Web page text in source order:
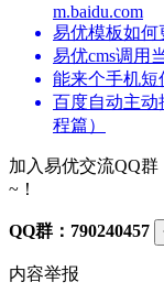
m.baidu.com
易优模板如何
易优cms调用
能来个手机短
百度自动主动
程篇）
加入易优交流QQ
~！
QQ群：790240457
内容举报